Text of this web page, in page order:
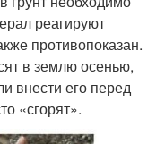
реагируют
противопоказан.
в землю осенью,
внести его перед
«сгорят».